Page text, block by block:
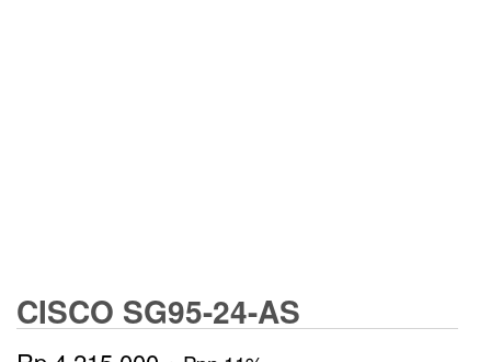
CISCO SG95-24-AS